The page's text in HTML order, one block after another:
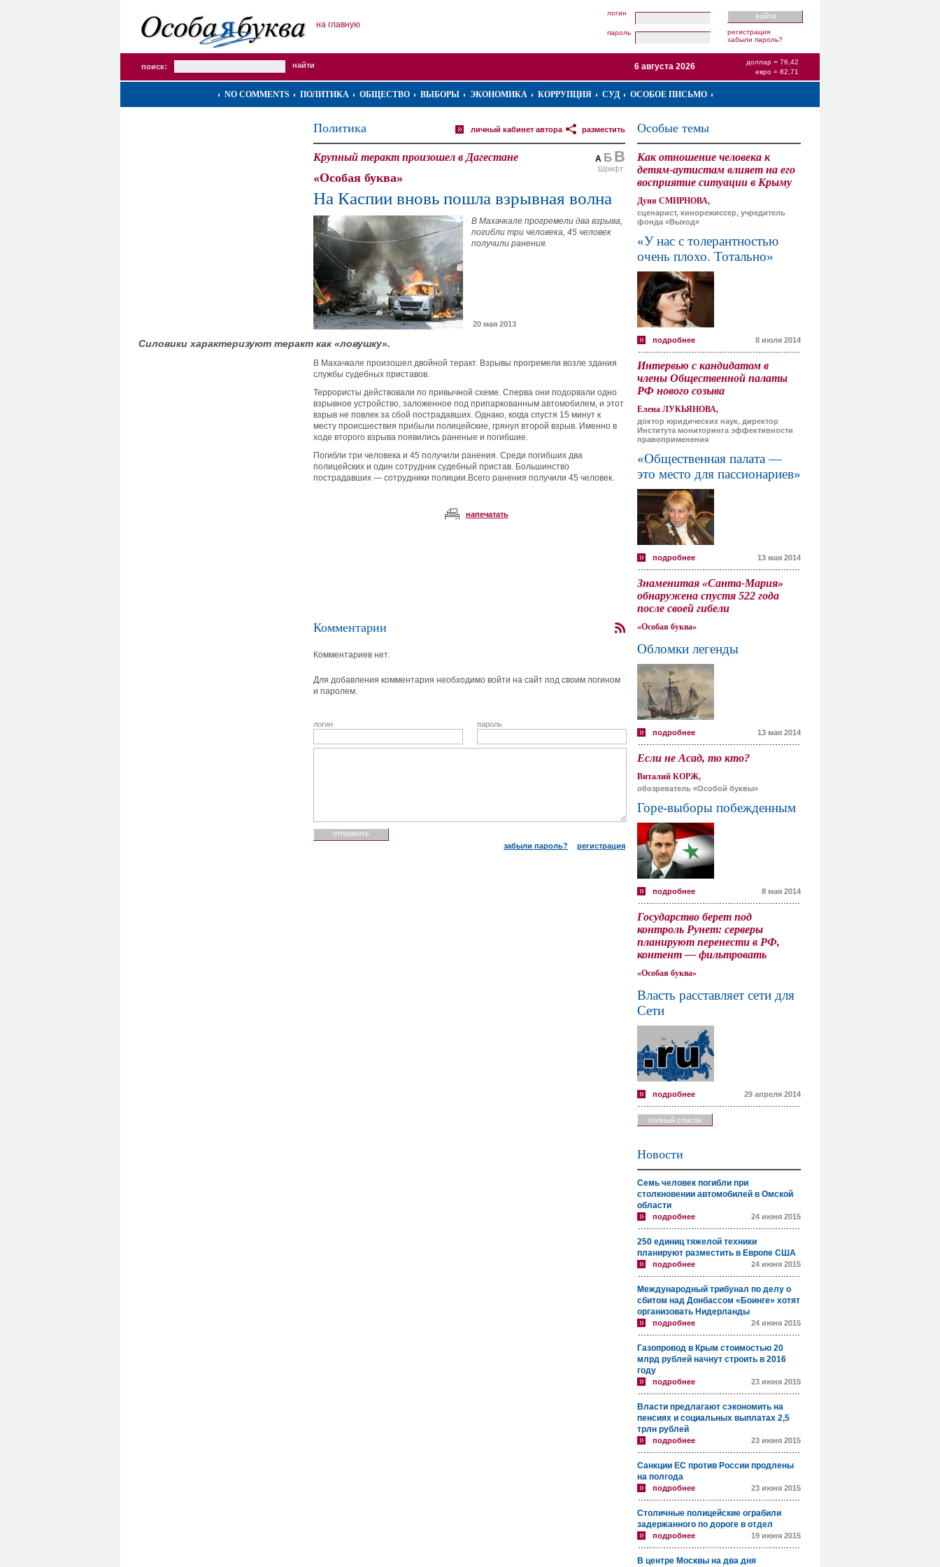
на главную
логин
пароль
регистрация
забыли пароль?
поиск:
доллар = 76,42
евро = 82,71
6 августа 2026
NO COMMENTS ПОЛИТИКА ОБЩЕСТВО ВЫБОРЫ ЭКОНОМИКА КОРРУПЦИЯ СУД ОСОБОЕ ПИСЬМО
Политика разместить
личный кабинет автора
А Б В
Шрифт
Крупный теракт произошел в Дагестане
«Особая буква»
На Каспии вновь пошла взрывная волна
В Махачкале прогремели два взрыва,
погибли три человека, 45 человек
получили ранения.
20 мая 2013
Силовики характеризуют теракт как «ловушку».
В Махачкале произошел двойной теракт. Взрывы прогремели возле здания
службы судебных приставов.
Террористы действовали по привычной схеме. Сперва они подорвали одно
взрывное устройство, заложенное под припаркованным автомобилем, и этот
взрыв не повлек за сбой пострадавших. Однако, когда спустя 15 минут к
месту происшествия прибыли полицейские, грянул второй взрыв. Именно в
ходе второго взрыва появились раненые и погибшие.
Погибли три человека и 45 получили ранения. Среди погибших два
полицейских и один сотрудник судебный пристав. Большинство
пострадавших — сотрудники полиции.Всего ранения получили 45 человек.
напечатать
Комментарии
Комментариев нет.
Для добавления комментария необходимо войти на сайт под своим логином
и паролем.
логин пароль
забыли пароль? регистрация
Особые темы
Как отношение человека к
детям-аутистам влияет на его
восприятие ситуации в Крыму
Дуня СМИРНОВА,
сценарист, кинорежиссер, учредитель
фонда «Выход»
«У нас с толерантностью
очень плохо. Тотально»
подробнее 8 июля 2014
Интервью с кандидатом в
члены Общественной палаты
РФ нового созыва
Елена ЛУКЬЯНОВА,
доктор юридических наук, директор
Института мониторинга эффективности
правоприменения
«Общественная палата —
это место для пассионариев»
подробнее 13 мая 2014
Знаменитая «Санта-Мария»
обнаружена спустя 522 года
после своей гибели
«Особая буква»
Обломки легенды
подробнее 13 мая 2014
Если не Асад, то кто?
Виталий КОРЖ,
обозреватель «Особой буквы»
Горе-выборы побежденным
подробнее 8 мая 2014
Государство берет под
контроль Рунет: серверы
планируют перенести в РФ,
контент — фильтровать
«Особая буква»
Власть расставляет сети для
Сети
подробнее 29 апреля 2014
полный список
Новости
Семь человек погибли при
столкновении автомобилей в Омской
области
подробнее 24 июня 2015
250 единиц тяжелой техники
планируют разместить в Европе США
подробнее 24 июня 2015
Международный трибунал по делу о
сбитом над Донбассом «Боинге» хотят
организовать Нидерланды
подробнее 24 июня 2015
Газопровод в Крым стоимостью 20
млрд рублей начнут строить в 2016
году
подробнее 23 июня 2015
Власти предлагают сэкономить на
пенсиях и социальных выплатах 2,5
трлн рублей
подробнее 23 июня 2015
Санкции ЕС против России продлены
на полгода
подробнее 23 июня 2015
Столичные полицейские ограбили
задержанного по дороге в отдел
подробнее 19 июня 2015
В центре Москвы на два дня